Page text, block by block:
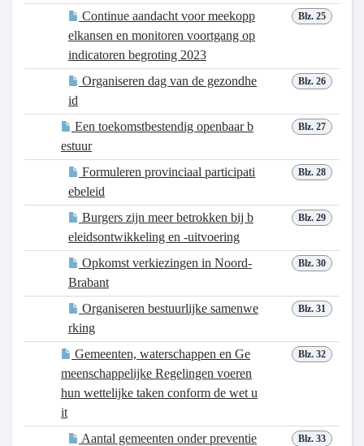
Blz. 25
Continue aandacht voor meekopp
elkansen en monitoren voortgang op
indicatoren begroting 2023
Blz. 26
Organiseren dag van de gezondhe
id
Blz. 27
Een toekomstbestendig openbaar b
estuur
Blz. 28
Formuleren provinciaal participati
ebeleid
Blz. 29
Burgers zijn meer betrokken bij b
eleidsontwikkeling en -uitvoering
Blz. 30
Opkomst verkiezingen in Noord-
Brabant
Blz. 31
Organiseren bestuurlijke samenwe
rking
Blz. 32
Gemeenten, waterschappen en Ge
meenschappelijke Regelingen voeren
hun wettelijke taken conform de wet u
it
Blz. 33
Aantal gemeenten onder preventie